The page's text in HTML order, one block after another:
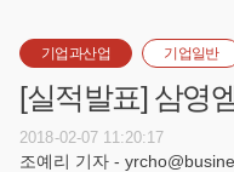
기업과산업 기업일반
[실적발표] 삼영
2018-02-07 11:20:17
조예리 기자 -